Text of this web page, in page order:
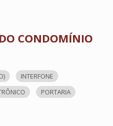
CONDOMÍNIO
INTERFONE
PORTARIA